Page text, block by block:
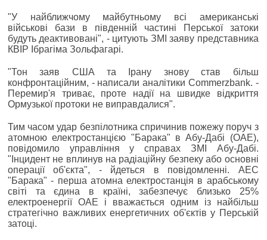
"У найближчому майбутньому всі американські
військові бази в південній частині Перської затоки
будуть деактивовані", - цитують ЗМІ заяву представника
КВІР Ібрагіма Зольфагарі.
"Тон заяв США та Ірану знову став більш
конфронтаційним, - написали аналітики Commerzbank. -
Перемир'я триває, проте надії на швидке відкриття
Ормузької протоки не виправдалися".
Тим часом удар безпілотника спричинив пожежу поруч з
атомною електростанцією "Барака" в Абу-Дабі (ОАЕ),
повідомило управління у справах ЗМІ Абу-Дабі.
"Інцидент не вплинув на радіаційну безпеку або основні
операції об'єкта", - йдеться в повідомленні. АЕС
"Барака" - перша атомна електростанція в арабському
світі та єдина в країні, забезпечує близько 25%
електроенергії ОАЕ і вважається одним із найбільш
стратегічно важливих енергетичних об'єктів у Перській
затоці.